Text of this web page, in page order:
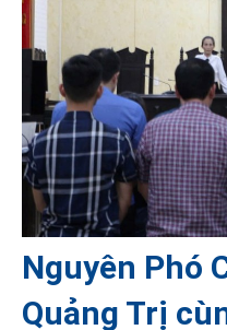
Nguyên Phó
Quảng Trị